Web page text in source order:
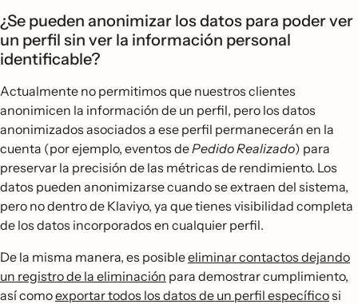
¿Se pueden anonimizar los datos para poder ver
un perfil sin ver la información personal
identificable?
Actualmente no permitimos que nuestros clientes
anonimicen la información de un perfil, pero los datos
anonimizados asociados a ese perfil permanecerán en la
cuenta (por ejemplo, eventos dePedido Realizado) para
preservar la precisión de las métricas de rendimiento. Los
datos pueden anonimizarse cuando se extraen del sistema,
pero no dentro de Klaviyo, ya que tienes visibilidad completa
de los datos incorporados en cualquier perfil.
De la misma manera, es posibleeliminar contactos dejando
un registro de la eliminación para demostrar cumplimiento,
así comoexportar todos los datos de un perfil específicosi